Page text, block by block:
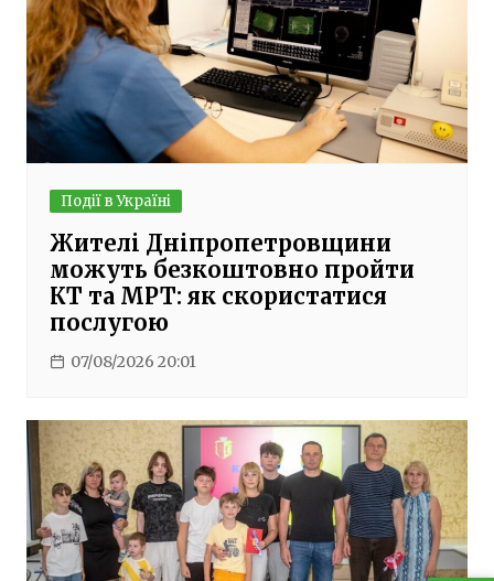
Події в Україні
Жителі Дніпропетровщини
можуть безкоштовно пройти
КТ та МРТ: як скористатися
послугою
07/08/2026 20:01